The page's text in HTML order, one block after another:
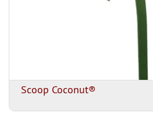
Scoop Coconut®